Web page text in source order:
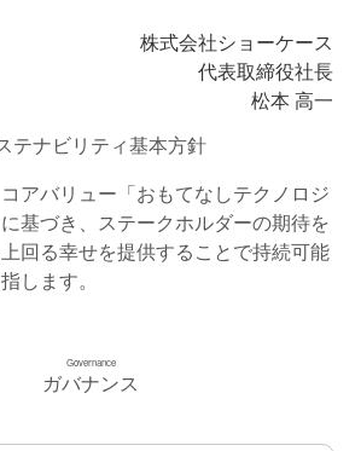
株式会社ショーケース
代表取締役社長
松本 高一
テナビリティ基本方針
アバリュー「おもてなしテクノロジ
基づき、ステークホルダーの期待を
回る幸せを提供することで持続可能
します。
ガバナンス
Governance